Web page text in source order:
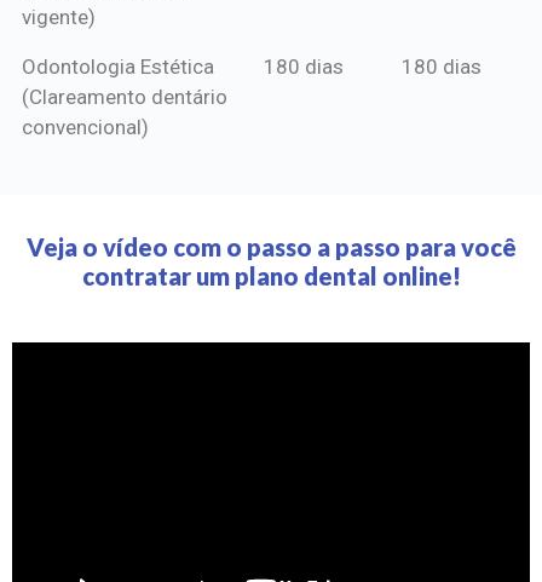
vigente)
Odontologia Estética
(Clareamento dentário
convencional)
180 dias 180 dias
Veja o vídeo com o passo a passo para você
contratar um plano dental online!